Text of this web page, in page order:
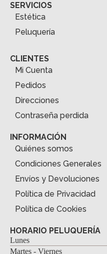
SERVICIOS
Estética
Peluquería
CLIENTES
Mi Cuenta
Pedidos
Direcciones
Contraseña perdida
INFORMACIÓN
Quiénes somos
Condiciones Generales
Envíos y Devoluciones
Política de Privacidad
Política de Cookies
HORARIO PELUQUERÍA
Lunes
Martes - Viernes